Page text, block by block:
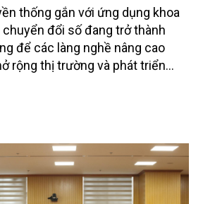
thống gắn với ứng dụng khoa
đổi số đang trở thành
để các làng nghề nâng cao
rộng thị trường và phát triển
nhân và cơ sở sản xuất đã
duy, đầu tư công nghệ, xây